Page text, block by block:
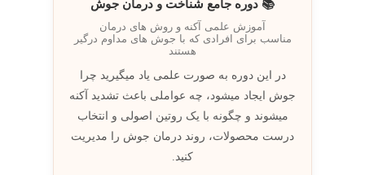
📚 دوره جامع شناخت و درمان جوش
آموزش علمی آکنه و روش های درمان
مناسب برای افرادی که با جوش های مداوم درگیر
هستند
در اين دوره به صورت علمی ياد ميگيريد چرا
جوش ايجاد ميشود، چه عواملی باعث تشديد آکنه
ميشوند و چگونه با يک روتين اصولی و انتخاب
درست محصولات، روند درمان جوش را مديريت
کنيد.